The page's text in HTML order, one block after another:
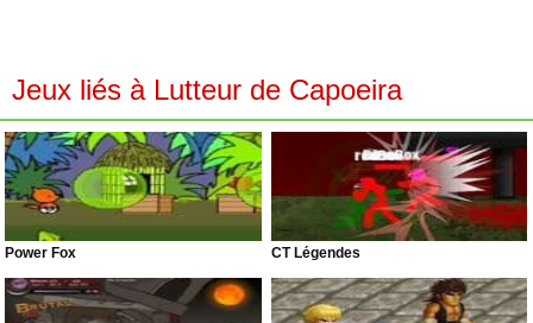
Jeux liés à Lutteur de Capoeira
Power Fox CT Légendes